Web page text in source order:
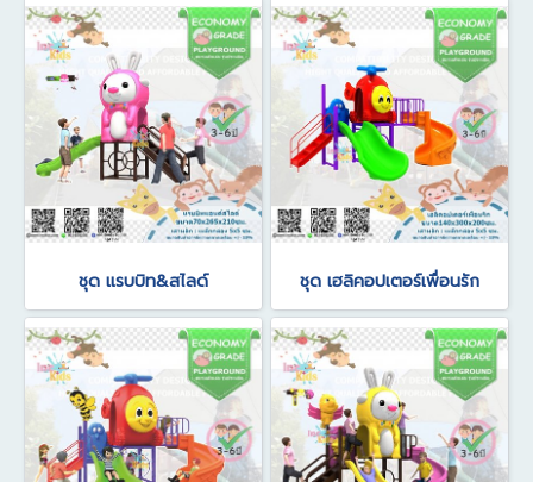
ชุด แรบบิท&สไลด์ ชุด เฮลิคอปเตอร์เพื่อนรัก